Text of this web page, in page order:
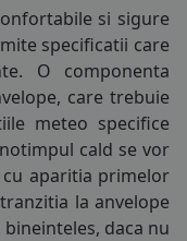
si sigure
specificatii care
O componenta
, care trebuie
meteo specifice
cald se vor
aparitia primelor
la anvelope
bineinteles, daca nu